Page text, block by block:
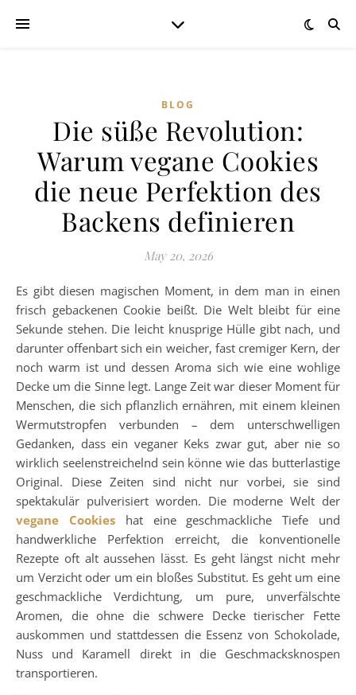
BLOG
Die süße Revolution:
Warum vegane Cookies
die neue Perfektion des
Backens definieren
May 20, 2026
Es gibt diesen magischen Moment, in dem man in einen
frisch gebackenen Cookie beißt. Die Welt bleibt für eine
Sekunde stehen. Die leicht knusprige Hülle gibt nach, und
darunter offenbart sich ein weicher, fast cremiger Kern, der
noch warm ist und dessen Aroma sich wie eine wohlige
Decke um die Sinne legt. Lange Zeit war dieser Moment für
Menschen, die sich pflanzlich ernähren, mit einem kleinen
Wermutstropfen verbunden – dem unterschwelligen
Gedanken, dass ein veganer Keks zwar gut, aber nie so
wirklich seelenstreichelnd sein könne wie das butterlastige
Original. Diese Zeiten sind nicht nur vorbei, sie sind
spektakulär pulverisiert worden. Die moderne Welt der
vegane Cookieshat eine geschmackliche Tiefe und
handwerkliche Perfektion erreicht, die konventionelle
Rezepte oft alt aussehen lässt. Es geht längst nicht mehr
um Verzicht oder um ein bloßes Substitut. Es geht um eine
geschmackliche Verdichtung, um pure, unverfälschte
Aromen, die ohne die schwere Decke tierischer Fette
auskommen und stattdessen die Essenz von Schokolade,
Nuss und Karamell direkt in die Geschmacksknospen
transportieren.